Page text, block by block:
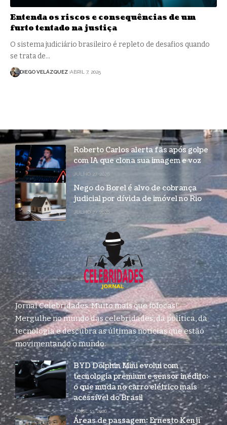
Entenda os riscos e consequências de um
furto tentado na justiça
O sistema judiciário brasileiro é repleto de desafios quando
se trata de…
DIEGO VELÁZQUEZ ABRIL 7, 2025
Roberto Carlos alerta fãs após golpe
com IA que clona sua imagem e voz
JULHO 27, 2026
Nego do Borel é alvo de cobrança
judicial por dívida de imóvel no Rio
JULHO 27, 2026
Jornal Celebridades: Muito mais que fofocas!
Mergulhe no mundo das celebridades, da política, da
tecnologia e descubra as últimas notícias que estão
movimentando o mundo.
BYD Dolphin Mini evolui com
tecnologia premium e sensor inédito:
o que muda no carro elétrico mais
acessível do Brasil
ABRIL 13, 2026
Áreas de passagem: Ernesto Kenji